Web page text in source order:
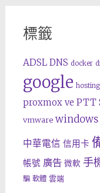
標籤
ADSL DNS docker
google hosting
proxmox ve PTT
vmware windows
中華電信 信用卡
帳號 廣告 微軟 手
騙 軟體 雲端